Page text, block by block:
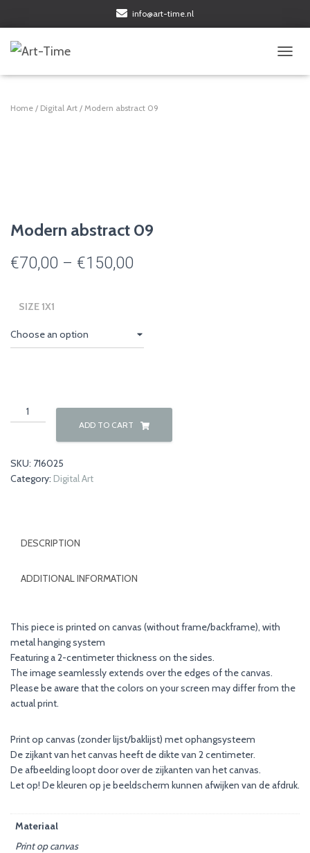
info@art-time.nl
Home / Digital Art / Modern abstract 09
Modern abstract 09
€70,00 – €150,00
through
SIZE 1X1
Modern
abstract
ADD TO CART
SKU: 716025
Category: Digital Art
DESCRIPTION
ADDITIONAL INFORMATION
This piece is printed on canvas (without frame/backframe), with
metal hanging system
Featuring a 2-centimeter thickness on the sides.
The image seamlessly extends over the edges of the canvas.
Please be aware that the colors on your screen may differ from the
actual print.
Print op canvas (zonder lijst/baklijst) met ophangsysteem
De zijkant van het canvas heeft de dikte van 2 centimeter.
De afbeelding loopt door over de zijkanten van het canvas.
Let op! De kleuren op je beeldscherm kunnen afwijken van de afdruk.
Materiaal
Print op canvas